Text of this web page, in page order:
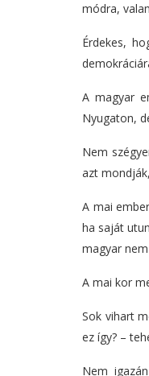
módra,
Érdekes,
A magyar
Nyugaton,
Nem
azt
A mai
ha saját
magyar
A mai kor
Sok vihart
ez így? –
Nem